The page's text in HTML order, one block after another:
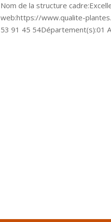
Nom de la structure
web:https://www.qualite-
53 91 45 54Département(s):01